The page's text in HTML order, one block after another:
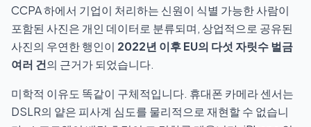
CCPA 하에서 기업이 처리하는 신원이 식별 가능한 사람이
포함된 사진은 개인 데이터로 분류되며, 상업적으로 공유된
사진의 우연한 행인이 2022년 이후 EU의 다섯 자릿수 벌금
여러 건의 근거가 되었습니다.
미학적 이유도 똑같이 구체적입니다. 휴대폰 카메라 센서는
DSLR의 얕은 피사계 심도를 물리적으로 재현할 수 없습니